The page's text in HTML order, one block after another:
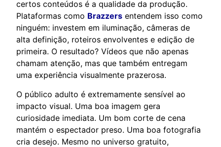
certos conteúdos é a qualidade da produção.
Plataformas como Brazzers entendem isso como
ninguém: investem em iluminação, câmeras de
alta definição, roteiros envolventes e edição de
primeira. O resultado? Vídeos que não apenas
chamam atenção, mas que também entregam
uma experiência visualmente prazerosa.
O público adulto é extremamente sensível ao
impacto visual. Uma boa imagem gera
curiosidade imediata. Um bom corte de cena
mantém o espectador preso. Uma boa fotografia
cria desejo. Mesmo no universo gratuito,